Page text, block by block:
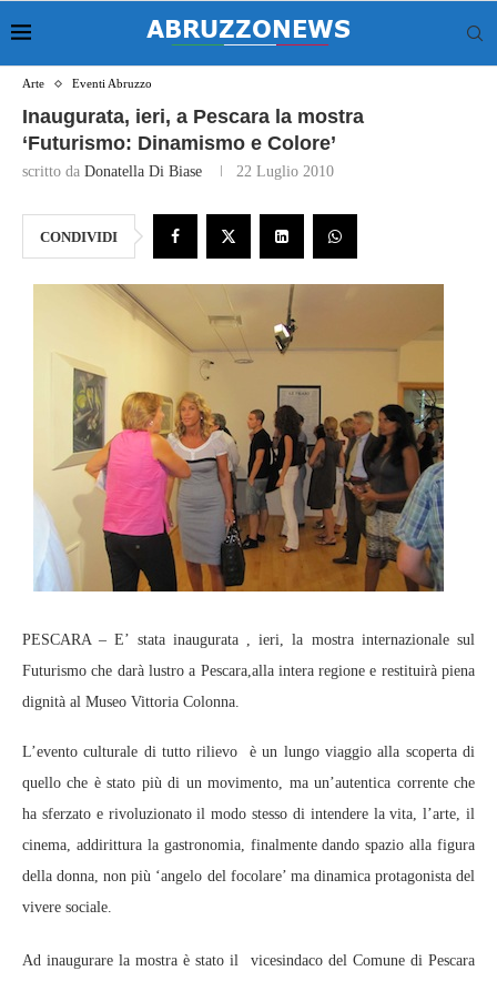
Arte Eventi Abruzzo
Inaugurata, ieri, a Pescara la mostra
‘Futurismo: Dinamismo e Colore’
scritto da Donatella Di Biase 22 Luglio 2010
CONDIVIDI
PESCARA – E’ stata inaugurata , ieri, la mostra internazionale sul
Futurismo che darà lustro a Pescara,alla intera regione e restituirà piena
dignità al Museo Vittoria Colonna.
L’evento culturale di tutto rilievo è un lungo viaggio alla scoperta di
quello che è stato più di un movimento, ma un’autentica corrente che
ha sferzato e rivoluzionato il modo stesso di intendere la vita, l’arte, il
cinema, addirittura la gastronomia, finalmente dando spazio alla figura
della donna, non più ‘angelo del focolare’ ma dinamica protagonista del
vivere sociale.
Ad inaugurare la mostra è stato il vicesindaco del Comune di Pescara